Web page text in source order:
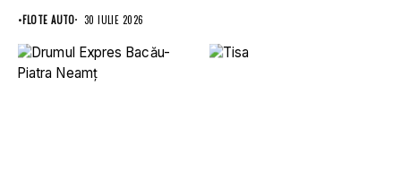
Straco și...
•FLOTE AUTO 30 IULIE 2026